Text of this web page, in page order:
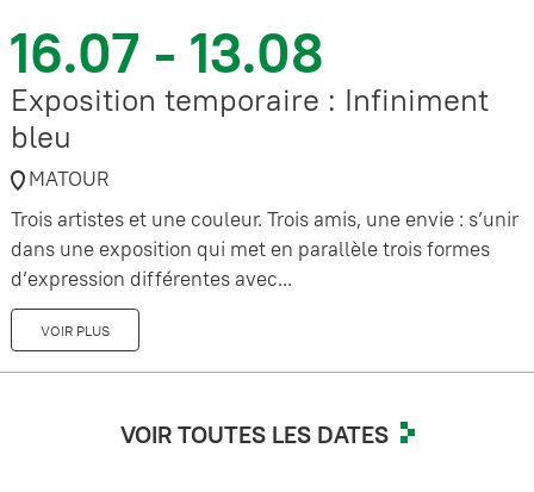
16.07 - 13.08
Exposition temporaire : Infiniment
bleu
MATOUR
Trois artistes et une couleur. Trois amis, une envie : s’unir
dans une exposition qui met en parallèle trois formes
d’expression différentes avec...
VOIR PLUS
VOIR TOUTES LES DATES